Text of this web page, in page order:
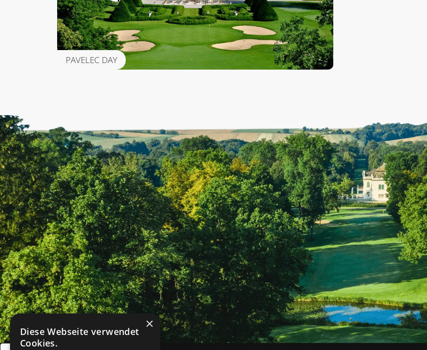
PAVELEC DAY
×
Diese Webseite verwendet
Cookies.